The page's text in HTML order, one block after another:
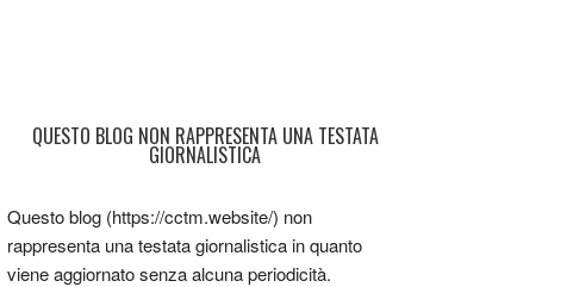
QUESTO BLOG NON RAPPRESENTA UNA TESTATA
GIORNALISTICA
Questo blog (https://cctm.website/) non
rappresenta una testata giornalistica in quanto
viene aggiornato senza alcuna periodicità.